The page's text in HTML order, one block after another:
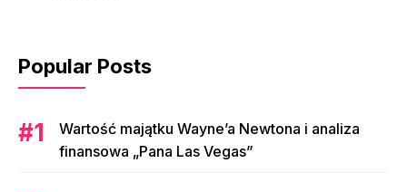
Popular Posts
Wartość majątku Wayne’a Newtona i analiza
finansowa „Pana Las Vegas”